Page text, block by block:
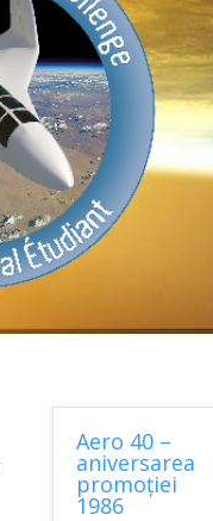
Aero 40 –
aniversarea
promoției
1986